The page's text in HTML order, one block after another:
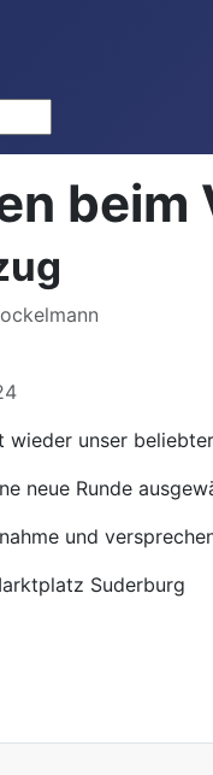
beim
unser
neue Runde
und
Suderburg
Mitgliederversammlung